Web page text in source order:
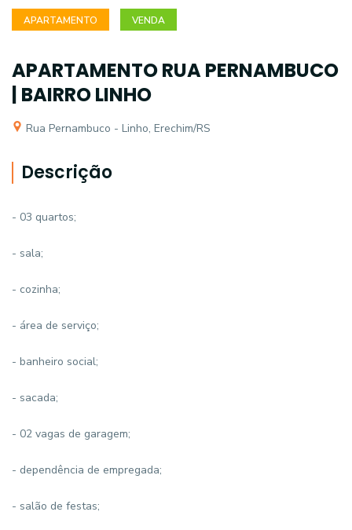
APARTAMENTO VENDA
APARTAMENTO RUA PERNAMBUCO
| BAIRRO LINHO
Rua Pernambuco - Linho, Erechim/RS
Descrição
- 03 quartos;
- sala;
- cozinha;
- área de serviço;
- banheiro social;
- sacada;
- 02 vagas de garagem;
- dependência de empregada;
- salão de festas;